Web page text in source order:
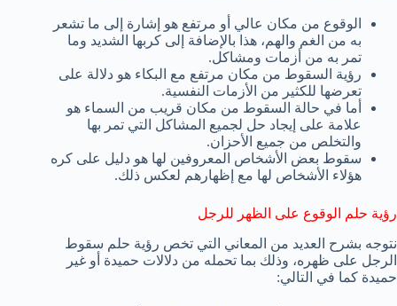
الوقوع من مكان عالي أو مرتفع هو إشارة إلى ما تشعر
به من الغم والهم، هذا بالإضافة إلى كربها الشديد وما
تمر به من أزمات ومشاكل.
رؤية السقوط من مكان مرتفع مع البكاء هو دلالة على
تعرضها للكثير من الأزمات النفسية.
أما في حالة السقوط من مكان قريب من السماء هو
علامة على إيجاد حل لجميع المشاكل التي تمر بها
والتخلص من جميع الأحزان.
سقوط بعض الأشخاص المعروفين لها هو دليل على كره
هؤلاء الأشخاص لها مع إظهارهم لعكس ذلك.
رؤية حلم الوقوع على الظهر للرجل
نتوجه بشرح العديد من المعاني التي تخص رؤية حلم سقوط
الرجل على ظهره، وذلك بما تحمله من دلالات حميدة أو غير
حميدة كما في التالي: